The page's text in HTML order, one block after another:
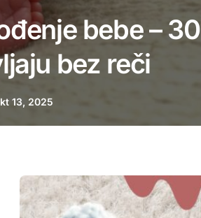
bebe – 30
bez reči
13, 2025